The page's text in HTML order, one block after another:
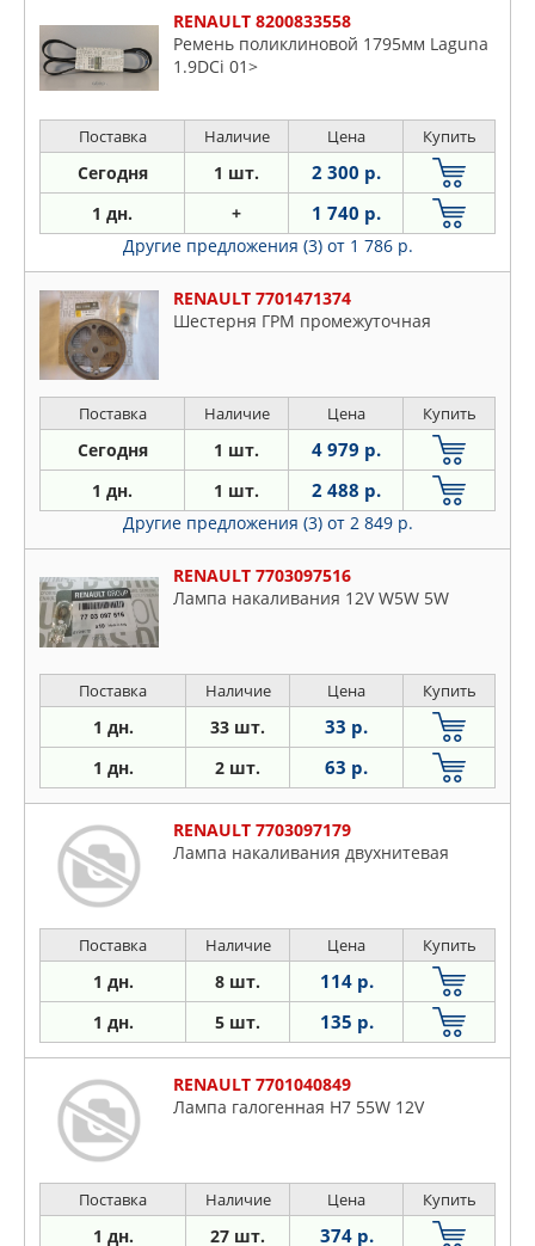
RENAULT 8200833558
Ремень поликлиновой 1795мм Laguna
1.9DCi 01>
Поставка Наличие Цена Купить
Сегодня 1 шт. 2 300 р.
1 дн. + 1 740 р.
Другие предложения (3) от 1 786 р.
RENAULT 7701471374
Шестерня ГРМ промежуточная
Поставка Наличие Цена Купить
Сегодня 1 шт. 4 979 р.
1 дн. 1 шт. 2 488 р.
Другие предложения (3) от 2 849 р.
RENAULT 7703097516
Лампа накаливания 12V W5W 5W
Поставка Наличие Цена Купить
1 дн. 33 шт. 33 р.
1 дн. 2 шт. 63 р.
RENAULT 7703097179
Лампа накаливания двухнитевая
Поставка Наличие Цена Купить
1 дн. 8 шт. 114 р.
1 дн. 5 шт. 135 р.
RENAULT 7701040849
Лампа галогенная H7 55W 12V
Поставка Наличие Цена Купить
1 дн. 27 шт. 374 р.